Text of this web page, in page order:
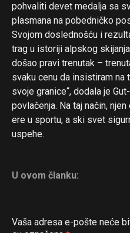
pohvaliti devet medalja sa
plasmana na pobedničko
Svojom doslednošću i
trag u istoriji alpskog
došao pravi trenutak –
svaku cenu da insistiram
svoje granice“, dodala je
povlačenja. Na taj način,
ere u sportu, a ski svet
uspehe.
U ovom članku:
Vaša adresa e-pošte neće